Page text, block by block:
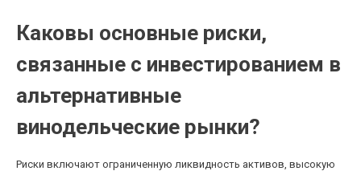
Каковы основные риски,
связанные с инвестированием в
альтернативные
винодельческие рынки?
Риски включают ограниченную ликвидность активов, высокую